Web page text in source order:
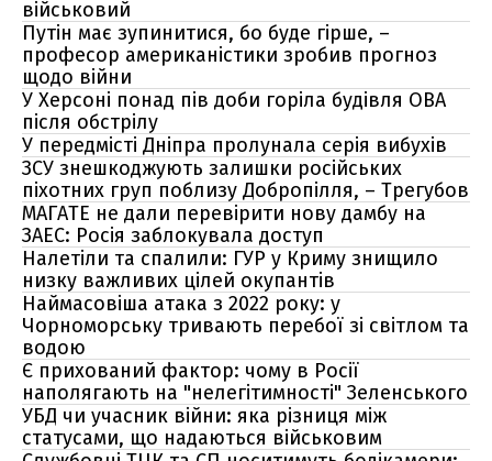
військовий
Путін має зупинитися, бо буде гірше, –
професор американістики зробив прогноз
щодо війни
У Херсоні понад пів доби горіла будівля ОВА
після обстрілу
У передмісті Дніпра пролунала серія вибухів
ЗСУ знешкоджують залишки російських
піхотних груп поблизу Добропілля, – Трегубов
МАГАТЕ не дали перевірити нову дамбу на
ЗАЕС: Росія заблокувала доступ
Налетіли та спалили: ГУР у Криму знищило
низку важливих цілей окупантів
Наймасовіша атака з 2022 року: у
Чорноморську тривають перебої зі світлом та
водою
Є прихований фактор: чому в Росії
наполягають на "нелегітимності" Зеленського
УБД чи учасник війни: яка різниця між
статусами, що надаються військовим